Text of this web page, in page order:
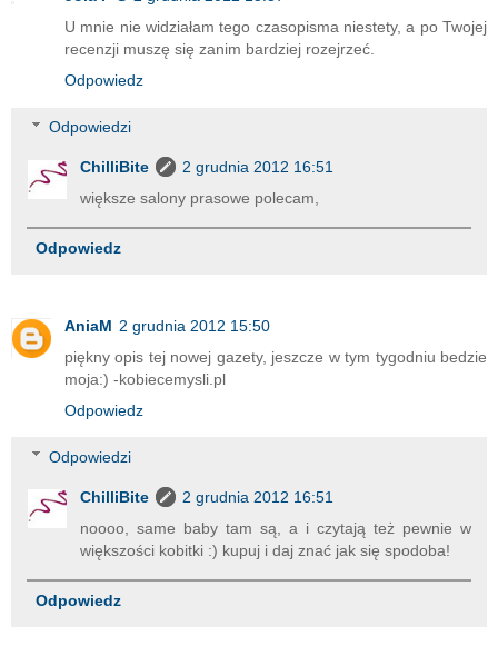
U mnie nie widziałam tego czasopisma niestety, a po Twojej
recenzji muszę się zanim bardziej rozejrzeć.
Odpowiedz
Odpowiedzi
ChilliBite
2 grudnia 2012 16:51
większe salony prasowe polecam,
Odpowiedz
AniaM 2 grudnia 2012 15:50
piękny opis tej nowej gazety, jeszcze w tym tygodniu bedzie
moja:) -kobiecemysli.pl
Odpowiedz
Odpowiedzi
ChilliBite
2 grudnia 2012 16:51
noooo, same baby tam są, a i czytają też pewnie w
większości kobitki :) kupuj i daj znać jak się spodoba!
Odpowiedz